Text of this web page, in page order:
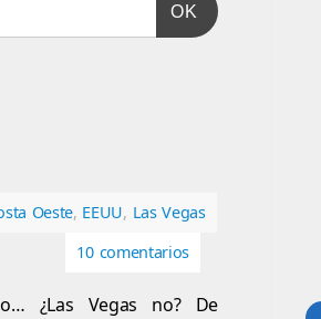
OK
Oeste, EEUU, Las Vegas
10 comentarios
¿Las Vegas no? De